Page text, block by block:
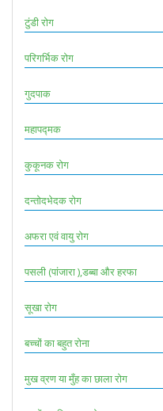
टुंडी रोग
परिगर्भिक रोग
गुदपाक
महापद्मक
कुकूनक रोग
दन्तोदभेदक रोग
अफरा एवं वायु रोग
पसली (पांजारा ),डब्बा और हरफा
सूखा रोग
बच्चों का बहुत रोना
मुख व्रण या मुँह का छाला रोग